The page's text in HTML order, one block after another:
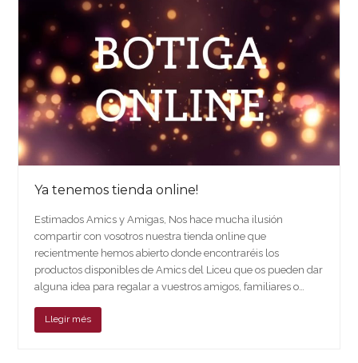
Ya tenemos tienda online!
Estimados Amics y Amigas, Nos hace mucha ilusión
compartir con vosotros nuestra tienda online que
recientmente hemos abierto donde encontraréis los
productos disponibles de Amics del Liceu que os pueden dar
alguna idea para regalar a vuestros amigos, familiares o…
Llegir més